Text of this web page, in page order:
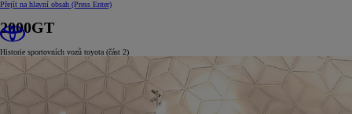
Přejít na hlavní obsah (Press Enter)
2000GT
Historie sportovních vozů toyota (část 2)